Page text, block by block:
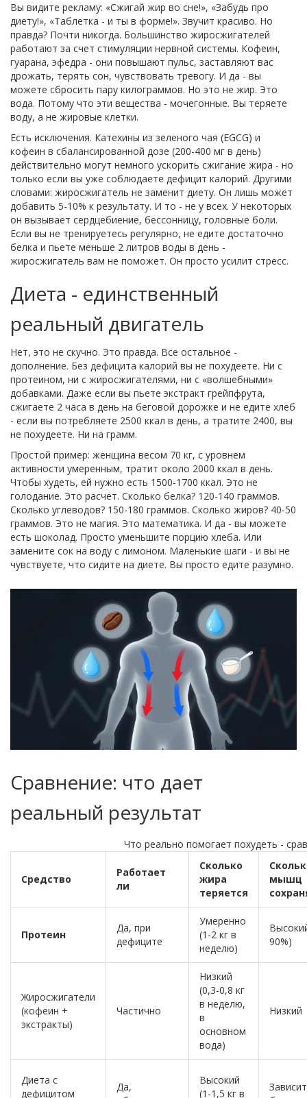
Вы видите рекламу: «Сжигай жир во сне!», «Забудь про
диету!», «Таблетка - и ты в форме!». Звучит красиво. Но
правда? Почти никогда. Большинство жиросжигателей
работают за счет стимуляции нервной системы. Кофеин,
гуарана, эфедра - они повышают пульс, заставляют вас
дрожать, терять сон, чувствовать тревогу. И да - вы
можете сбросить пару килограммов. Но это не жир. Это
вода. Потому что эти вещества - мочегонные. Вы теряете
воду, а не жировые клетки.
Есть исключения. Катехины из зеленого чая (EGCG) и
кофеин в сбалансированной дозе (200-400 мг в день)
действительно могут немного ускорить сжигание жира - но
только если вы уже соблюдаете дефицит калорий. Другими
словами: жиросжигатель не заменит диету. Он лишь может
добавить 5-10% к результату. И то - не у всех. У некоторых
он вызывает сердцебиение, бессонницу, головные боли.
Если вы не тренируетесь регулярно, не едите достаточно
белка и пьете меньше 2 литров воды в день -
жиросжигатель вам не поможет. Он просто усилит стресс.
Диета - единственный
реальный двигатель
Нет, это не скучно. Это правда. Все остальное -
дополнение. Без дефицита калорий вы не похудеете. Ни с
протеином, ни с жиросжигателями, ни с «волшебными»
добавками. Даже если вы пьете экстракт грейпфрута,
сжигаете 2 часа в день на беговой дорожке и не едите хлеб
- если вы потребляете 2500 ккал в день, а тратите 2400, вы
не похудеете. Ни на грамм.
Простой пример: женщина весом 70 кг, с уровнем
активности умеренным, тратит около 2000 ккал в день.
Чтобы худеть, ей нужно есть 1500-1700 ккал. Это не
голодание. Это расчет. Сколько белка? 120-140 граммов.
Сколько углеводов? 150-180 граммов. Сколько жиров? 40-50
граммов. Это не магия. Это математика. И да - вы можете
есть шоколад. Просто уменьшите порцию хлеба. Или
замените сок на воду с лимоном. Маленькие шаги - и вы не
чувствуете, что сидите на диете. Вы просто едите разумно.
Сравнение: что дает
реальный результат
Что реально помогает похудеть -
Средство
Работает
ли
Сколько
жира
теряется
мышц
Протеин
Да, при
дефиците
Умеренно
(1-2 кг в
неделю)
90%)
Жиросжигатели
(кофеин +
экстракты)
Частично
Низкий
(0,3-0,8 кг
в неделю,
в
основном
вода)
Низкий
Диета с
дефицитом
Да,
Высокий
(1-1,5 кг в